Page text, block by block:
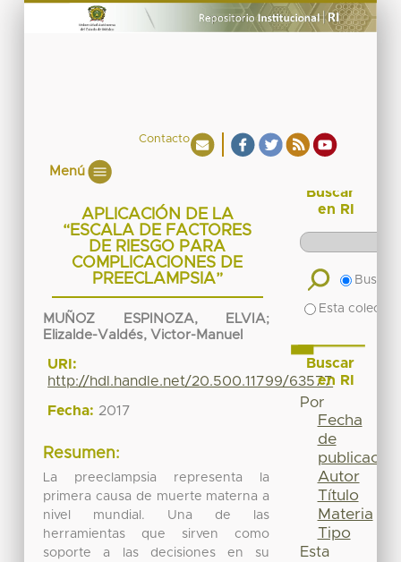
Contacto
Menú
APLICACIÓN DE LA
“ESCALA DE FACTORES
DE RIESGO PARA
COMPLICACIONES DE
PREECLAMPSIA”
MUÑOZ ESPINOZA, ELVIA;
Elizalde-Valdés, Victor-Manuel
URI:
http://hdl.handle.net/20.500.11799/63577
Fecha: 2017
Resumen:
La preeclampsia representa la
primera causa de muerte materna a
nivel mundial. Una de las
herramientas que sirven como
soporte a las decisiones en su
Buscar
en RI
Buscar
Esta
Buscar
en RI
Por
Fecha
de
publicación
Autor
Título
Materia
Tipo
Esta